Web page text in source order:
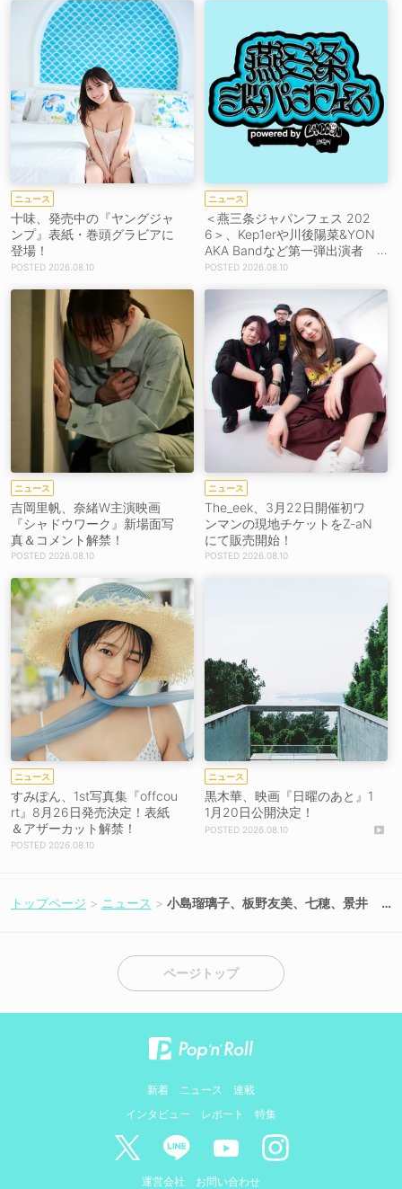
ニュース
十味、発売中の『ヤングジャ
ンプ』表紙・巻頭グラビアに
登場！
2026.08.10
ニュース
＜燕三条ジャパンフェス 202
6＞、Kep1erや川後陽菜&YON
AKA Bandなど第一弾出演者
発表！ 2026.08.10
ニュース
吉岡里帆、奈緒W主演映画
『シャドウワーク』新場面写
真＆コメント解禁！
2026.08.10
ニュース
The_eek、3月22日開催初ワ
ンマンの現地チケットをZ-aN
にて販売開始！
2026.08.10
ニュース
すみぽん、1st写真集『offcou
rt』8月26日発売決定！表紙
＆アザーカット解禁！
2026.08.10
ニュース
黒木華、映画『日曜のあと』1
1月20日公開決定！
2026.08.10
トップページ ニュース
小島瑠璃子、板野友美、七穂、景井
ページトップ
新着 ニュース
連載
インタビュー
レポート 特集
運営会社 お問い合わせ